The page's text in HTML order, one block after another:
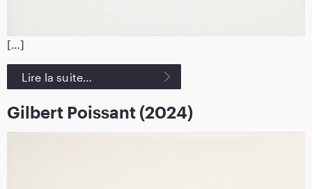
[…]
Lire la suite…
Gilbert Poissant (2024)